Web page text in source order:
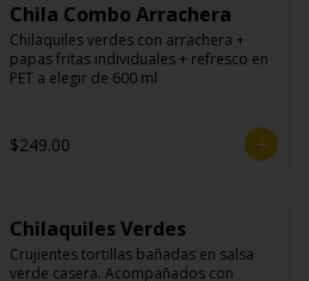
Chila Combo Arrachera
Chilaquiles verdes con arrachera +
papas fritas individuales + refresco en
PET a elegir de 600 ml
$249.00
Chilaquiles Verdes
Crujientes tortillas bañadas en salsa
verde casera. Acompañados con